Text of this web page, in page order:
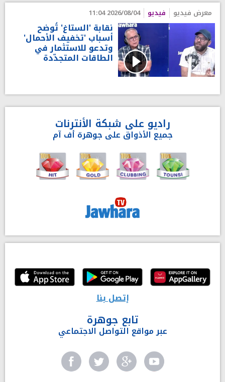
معرض فيديو فيديو 2026/08/04 11:04
نقابة 'الستاغ' تُوضح
أسباب 'تخفيف الأحمال'
وتدعو للاستثمار في
الطاقات المتجدّدة
راديو على شبكة الأنترنات
جميع الأذواق على جوهرة أف آم
إتصل بنا
تابع جوهرة
عبر مواقع التواصل الاجتماعي